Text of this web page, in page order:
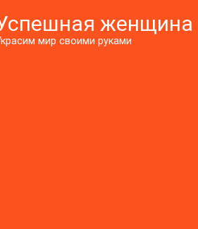
женщина
мир своими руками